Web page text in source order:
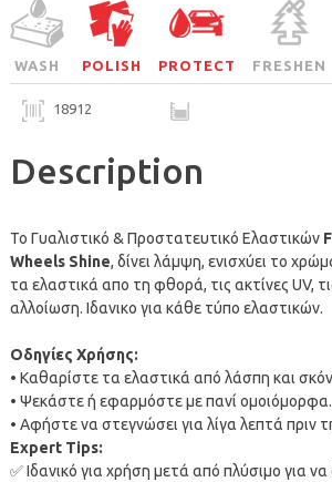
WASH POLISH PROTECT FRESHEN
18912
Description
Το Γυαλιστικό & Προστατευτικό Ελαστικών
Wheels Shine, δίνει λάμψη, ενισχύει το
τα ελαστικά απο τη φθορά, τις ακτίνες UV,
αλλοίωση. Ιδανικο για κάθε τύπο ελαστικών.
Οδηγίες Χρήσης:
• Καθαρίστε τα ελαστικά από λάσπη και
• Ψεκάστε ή εφαρμόστε μεπανί ομοιόμορφα.
• Αφήστε να στεγνώσει για λίγα λεπτά πριν
Expert Tips:
✅Ιδανικό για χρήση μετά από πλύσιμο για να